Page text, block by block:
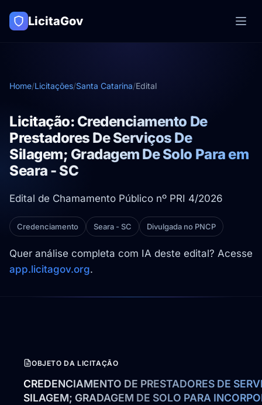
LicitaGov
Home/Licitações/Santa Catarina/Edital
Licitação: Credenciamento De
Prestadores De Serviços De
Silagem; Gradagem De Solo Para em
Seara - SC
Edital de Chamamento Público nº PRI 4/2026
Credenciamento Seara - SC Divulgada no PNCP
Quer análise completa com IA deste edital? Acesse
app.licitagov.org.
OBJETO DA LICITAÇÃO
CREDENCIAMENTO DE PRESTADORES DE
SILAGEM; GRADAGEM DE SOLO PARA